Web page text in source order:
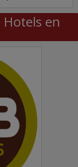
en